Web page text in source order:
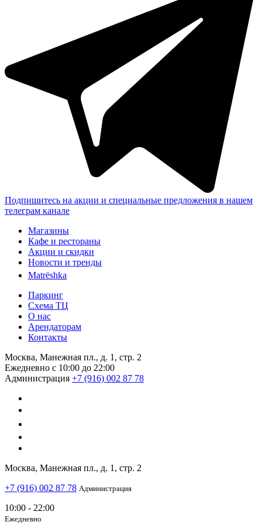
Подпишитесь на акции и специальные предложения в нашем
телеграм канале
Магазины
Кафе и рестораны
Акции и скидки
Новости и тренды
Matrёshka
Паркинг
Схема ТЦ
О нас
Арендаторам
Контакты
Москва, Манежная пл., д. 1, стр. 2
Ежедневно с 10:00 до 22:00
Администрация +7 (916) 002 87 78
Москва, Манежная пл., д. 1, стр. 2
+7 (916) 002 87 78 Администрация
10:00 - 22:00
Ежедневно